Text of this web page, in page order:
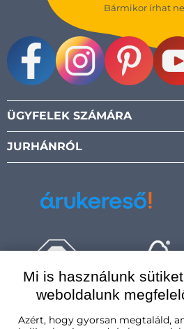
Bármikor írhat
ÜGYFELEK SZÁMÁRA
JURHÁNRÓL
Mi is használunk
weboldalunk
Azért, hogy gyorsan megtaláld,